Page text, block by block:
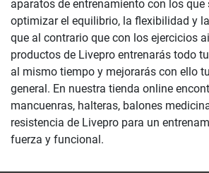
aparatos de entrenamiento con los que
optimizar el equilibrio, la flexibilidad y
que al contrario que con los ejercicios
productos de Livepro entrenarás todo
al mismo tiempo y mejorarás con ello
general. En nuestra tienda online
mancuenras, halteras, balones
resistencia de Livepro para un
fuerza y funcional.